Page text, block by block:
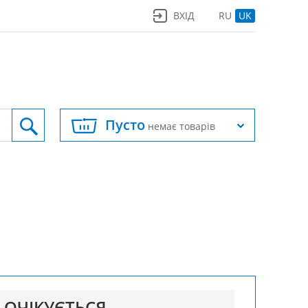
RU UK
ВХІД
Пусто немає товарів